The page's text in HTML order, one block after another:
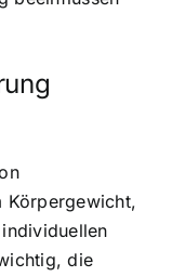
Körpergewicht,
die